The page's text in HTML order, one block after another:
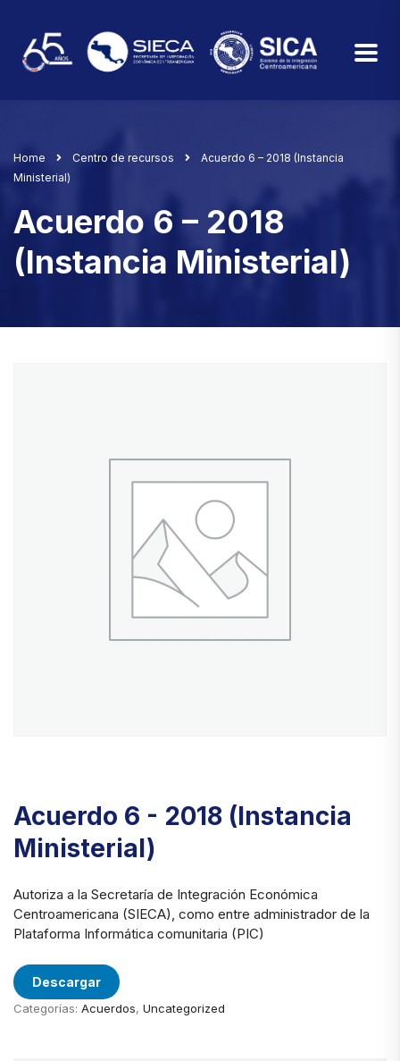
Home Centro de recursos
Acuerdo 6 – 2018 (Instancia
Ministerial)
Acuerdo 6 – 2018
(Instancia Ministerial)
Acuerdo 6 - 2018 (Instancia
Ministerial)
Autoriza a la Secretaría de Integración Económica
Centroamericana (SIECA), como entre administrador de la
Plataforma Informática comunitaria (PIC)
Descargar
Categorías: Acuerdos, Uncategorized